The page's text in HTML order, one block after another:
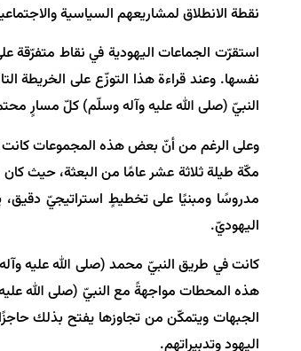
نقطة الانطلاق لمشاريعهم السياسية
استقرّت الجماعات اليهودية في نقاط
نفسها. وعند قراءة هذا التوزّع على الخريطة
النبيّ (صلى الله عليه وآله وسلّم) كلّ مسارٍ
وعلى الرغم من أنّ بعض هذه المجموعات كانت
مكّة طيلة ثلاثة عشر عامًا من البعثة، حيث
مدروسًا ومبنيًا على تخطيطٍ استراتيجيّ
اليهوديّ.
كانت في طريق النبيّ محمد (صلى الله عليه
هذه المحطات مواجهةً مع النبيّ (صلى الله
الجبهات ويتمكّن من تجاوزها يفتح بذلك
اليهود وتدبيراتهم.